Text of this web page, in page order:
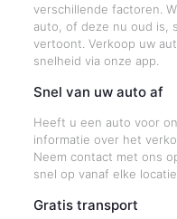
verschillende factoren.
auto, of deze nu oud is,
vertoont. Verkoop uw
snelheid via onze app.
Snel van uw auto af
Heeft u een auto voor
informatie over het
Neem contact met ons
snel op vanaf elke
Gratis transport